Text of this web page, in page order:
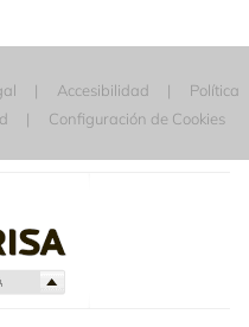
Accesibilidad
Política
Configuración de Cookies